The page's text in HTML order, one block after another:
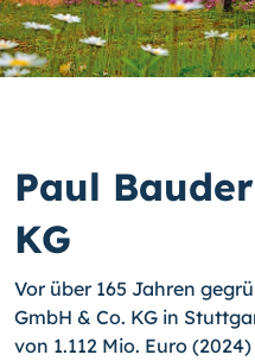
Paul
KG
Vor über 165 Jahren
GmbH & Co. KG in
von 1.112 Mio. Euro